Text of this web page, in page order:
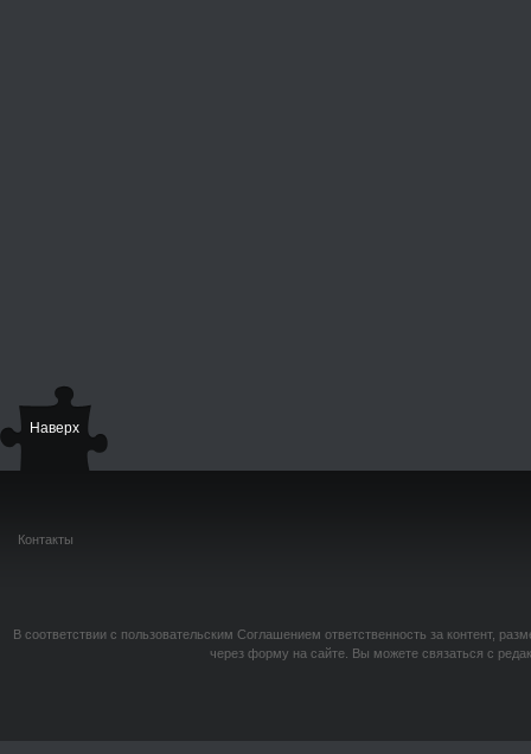
Наверх
Контакты
В соответствии с пользовательским Соглашением ответственность за контент,
через форму на сайте. Вы можете связаться с